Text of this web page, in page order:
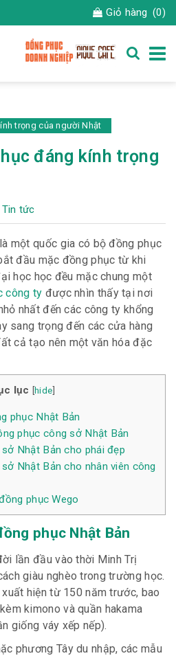
Giỏ hàng (0)
trọng của người Nhật
đáng kính trọng
Tin tức
một quốc gia có bộ đồng phục
đầu mặc đồng phục từ khi
học học đều mặc chung một
công ty được nhìn thấy tại nơi
nhất đến các công ty khổng
sang trọng đến các cửa hàng
cả tạo nên một văn hóa đặc
lục [hide]
phục Nhật Bản
phục công sở Nhật Bản
Nhật Bản cho phái đẹp
Nhật Bản cho nhân viên công
phục Wego
phục Nhật Bản
lần đầu vào thời Minh Trị
giàu nghèo trong trường học.
hiện từ 150 năm trước, bao
kimono và quần hakama
giống váy xếp nếp).
phương Tây du nhập, các mẫu